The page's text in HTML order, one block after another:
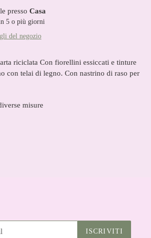
presso Casa
5 o più giorni
del negozio
riciclata Con fiorellini essiccati e tinture
con telai di legno. Con nastrino di raso per
misure
ISCRIVITI